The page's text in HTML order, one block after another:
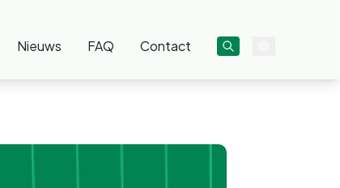
Nieuws FAQ Contact